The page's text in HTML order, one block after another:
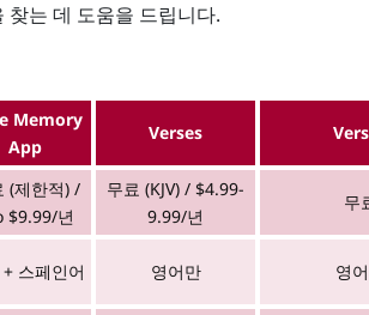
는 데 도움을 드립니다.
Memory
App
Verses
(제한적) /
$9.99/년
무료 (KJV) / $4.99-
9.99/년
무
스페인어 영어만 영